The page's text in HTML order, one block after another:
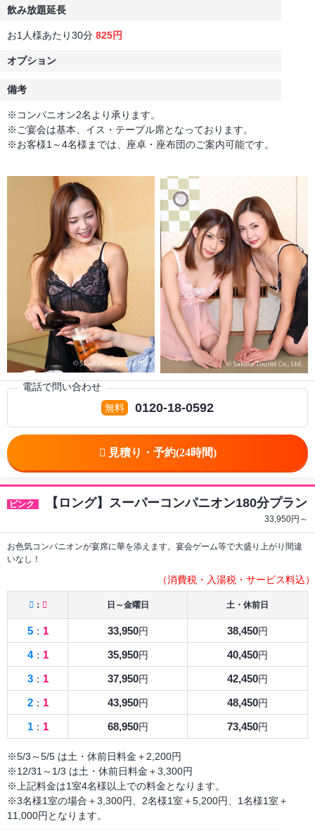
飲み放題延長
お1人様あたり30分 825円
オプション
備考
※コンパニオン2名より承ります。
※ご宴会は基本、イス・テーブル席となっております。
※お客様1～4名様までは、座卓・座布団のご案内可能です。
電話で問い合わせ
0120-18-0592
ピンク 【ロング】スーパーコンパニオン180分プラン
33,950円～
お色気コンパニオンが宴席に華を添えます。宴会ゲーム等で大盛り上がり間違
いなし！
（消費税・入湯税・サービス料込）
： 日～金曜日 土・休前日
5： 1 33,950円 38,450円
4： 1 35,950円 40,450円
3： 1 37,950円 42,450円
2： 1 43,950円 48,450円
1： 1 68,950円 73,450円
※5/3～5/5 は土・休前日料金＋2,200円
※12/31～1/3 は土・休前日料金＋3,300円
※上記料金は1室4名様以上での料金となります。
※3名様1室の場合＋3,300円、2名様1室＋5,200円、1名様1室＋
11,000円となります。